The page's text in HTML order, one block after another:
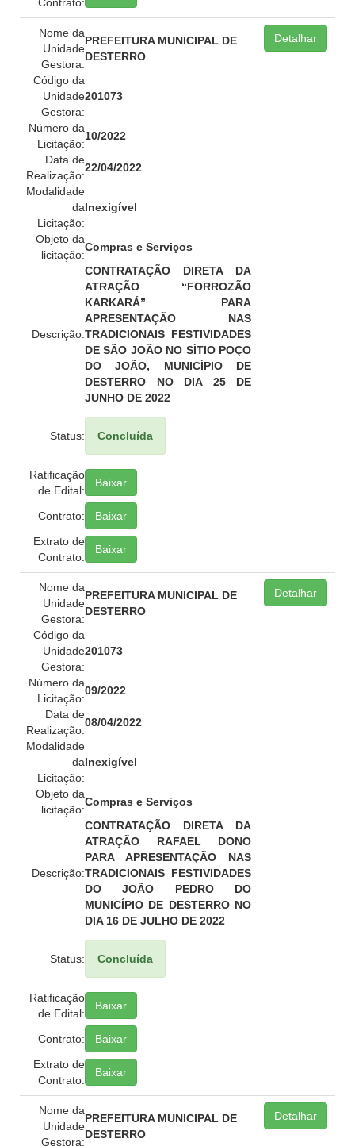
Nome da
Unidade
Gestora:
PREFEITURA MUNICIPAL DE
DESTERRO
Código da
Unidade
Gestora:
201073
Número da
Licitação:
10/2022
Data de
Realização:
22/04/2022
Modalidade
da
Licitação:
Inexigível
Objeto da
licitação:
Compras e Serviços
Descrição:
CONTRATAÇÃO DIRETA DA
ATRAÇÃO “FORROZÃO
KARKARÁ” PARA
APRESENTAÇÃO NAS
TRADICIONAIS FESTIVIDADES
DE SÃO JOÃO NO SÍTIO POÇO
DO JOÃO, MUNICÍPIO DE
DESTERRO NO DIA 25 DE
JUNHO DE 2022
Status: Concluída
Ratificação
de Edital:
Baixar
Contrato:
Baixar
Extrato de
Contrato:
Baixar
Detalhar
Nome da
Unidade
Gestora:
PREFEITURA MUNICIPAL DE
DESTERRO
Código da
Unidade
Gestora:
201073
Número da
Licitação:
09/2022
Data de
Realização:
08/04/2022
Modalidade
da
Licitação:
Inexigível
Objeto da
licitação:
Compras e Serviços
Descrição:
CONTRATAÇÃO DIRETA DA
ATRAÇÃO RAFAEL DONO
PARA APRESENTAÇÃO NAS
TRADICIONAIS FESTIVIDADES
DO JOÃO PEDRO DO
MUNICÍPIO DE DESTERRO NO
DIA 16 DE JULHO DE 2022
Status: Concluída
Ratificação
de Edital:
Baixar
Contrato:
Baixar
Extrato de
Contrato:
Baixar
Detalhar
Nome da
Unidade
Gestora:
PREFEITURA MUNICIPAL DE
DESTERRO
Detalhar